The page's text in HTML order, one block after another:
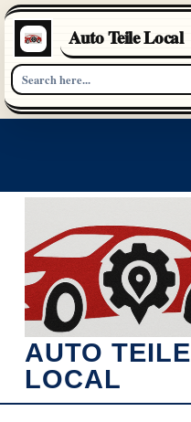
Auto Teile Local
AUTO TEILE
LOCAL